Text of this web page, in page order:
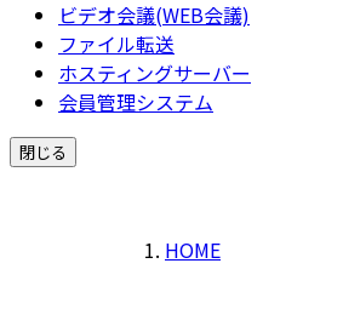
ビデオ会議(WEB会議)
ファイル転送
ホスティングサーバー
会員管理システム
閉じる
HOME